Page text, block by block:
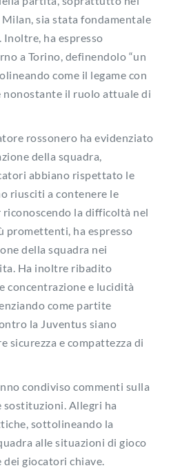
sia stata fondamentale
ha espresso
a Torino, definendolo “un
come il legame con
nonostante il ruolo attuale di
rossonero ha evidenziato
della squadra,
abbiano rispettato le
riusciti a contenere le
la difficoltà nel
promettenti, ha espresso
della squadra nei
Ha inoltre ribadito
concentrazione e lucidità
come partite
la Juventus siano
sicurezza e compattezza di
condiviso commenti sulla
sostituzioni. Allegri ha
sottolineando la
alle situazioni di gioco
giocatori chiave.